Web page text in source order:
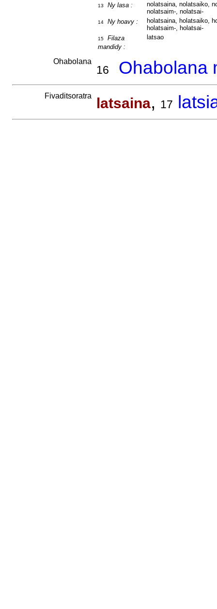
13 Ny lasa :
nolatsaina, nolatsaiko,
nolatsaim-, nolatsai-
14 Ny hoavy :
holatsaina, holatsaiko,
holatsaim-, holatsai-
15
Filaza
mandidy :
latsao
Ohabolana
16 Ohabolana
Fivaditsoratra latsaina, 17